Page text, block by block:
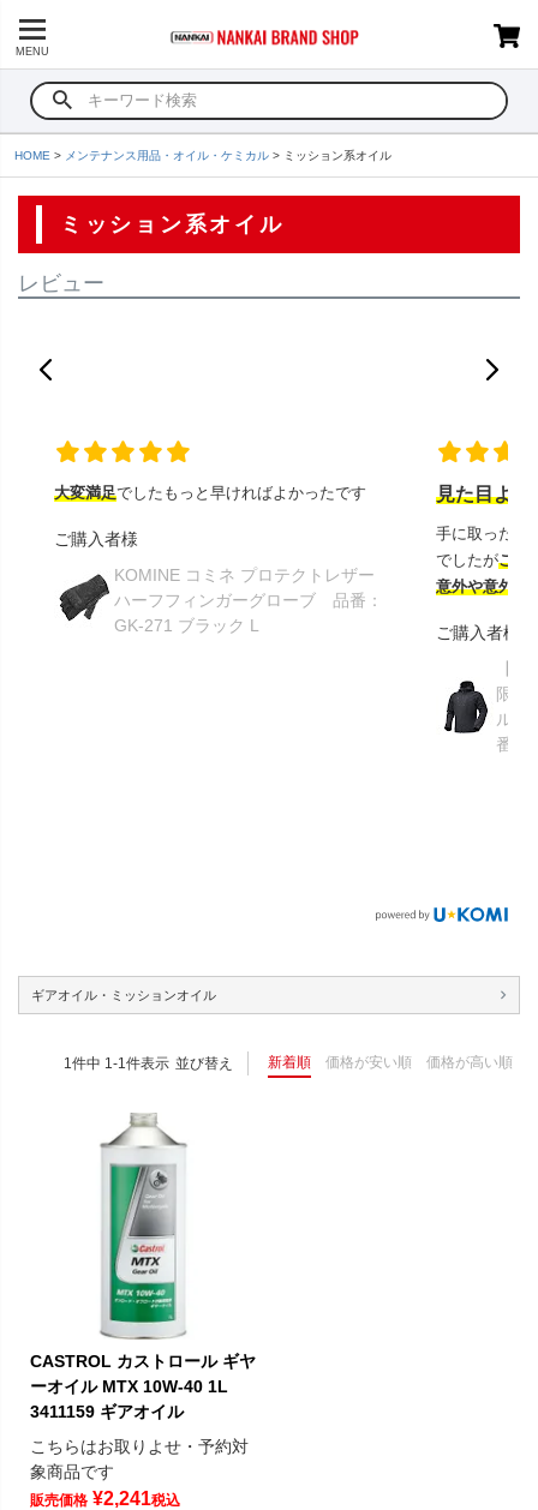
MENU
HOME メンテナンス用品・オイル・ケミカル ミッション系オイル
ミッション系オイル
レビュー
大変満足でしたもっと早ければよかったです
ご購入者様
KOMINE コミネ プロテクトレザー
ハーフフィンガーグローブ 品番：
GK-271 ブラック L
見た目より
手に取ったと
でしたがこの
意外や意外ス
ご購入者様
限り
ルメ
番：
ギアオイル・ミッションオイル
並び替え 新着順 価格が安い順 価格が高い順
1 件中 1 -1 件表示
CASTROL カストロール ギヤ
ーオイル MTX 10W-40 1L
3411159 ギアオイル
こちらはお取りよせ・予約対
象商品です
販売価格 ¥2,241税込